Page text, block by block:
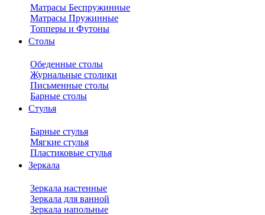
Матрасы Беспружинные
Матрасы Пружинные
Топперы и Футоны
Столы
Обеденные столы
Журнальные столики
Письменные столы
Барные столы
Стулья
Барные стулья
Мягкие стулья
Пластиковые стулья
Зеркала
Зеркала настенные
Зеркала для ванной
Зеркала напольные